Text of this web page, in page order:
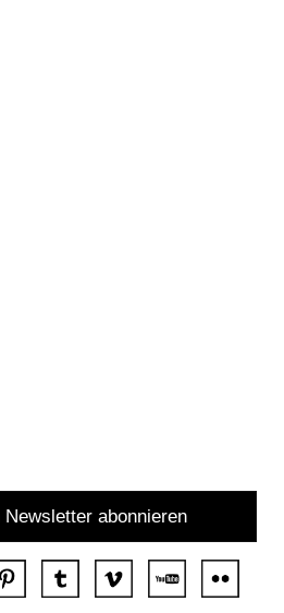
abonnieren